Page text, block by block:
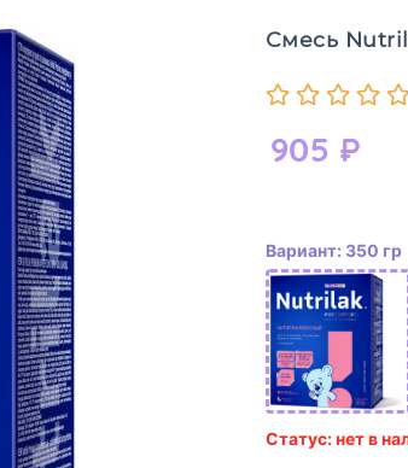
Смесь
905 ₽
Вариант: 350 гр
Статус: нет в